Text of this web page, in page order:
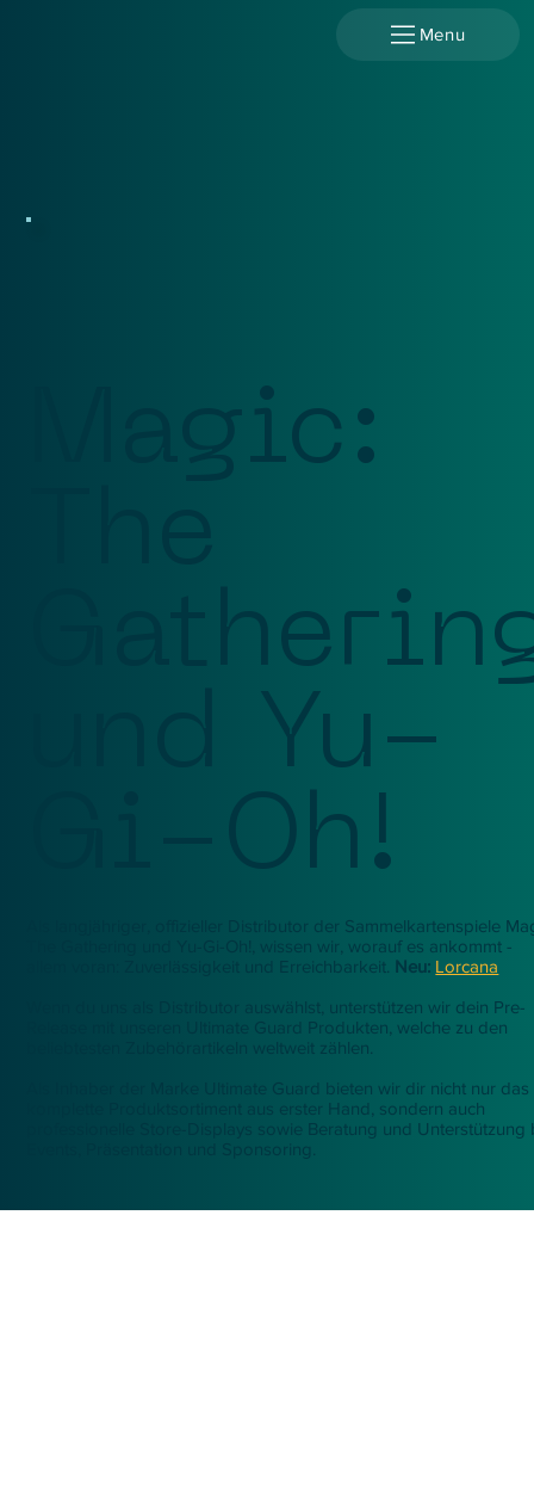
Menu
Magic:
und Yu-
Gi-Oh!
Als langjähriger, offizieller Distributor der Sammelkartenspiele
The Gathering und Yu-Gi-Oh!, wissen wir, worauf es ankommt -
allem voran: Zuverlässigkeit und Erreichbarkeit. Neu: Lorcana
Wenn du uns als Distributor auswählst, unterstützen wir dein Pre-
Release mit unseren Ultimate Guard Produkten, welche zu den
beliebtesten Zubehörartikeln weltweit zählen.
Als Inhaber der Marke Ultimate Guard bieten wir dir nicht nur das
komplette Produktsortiment aus erster Hand, sondern auch
professionelle Store-Displays sowie Beratung und Unterstützung
Events, Präsentation und Sponsoring.